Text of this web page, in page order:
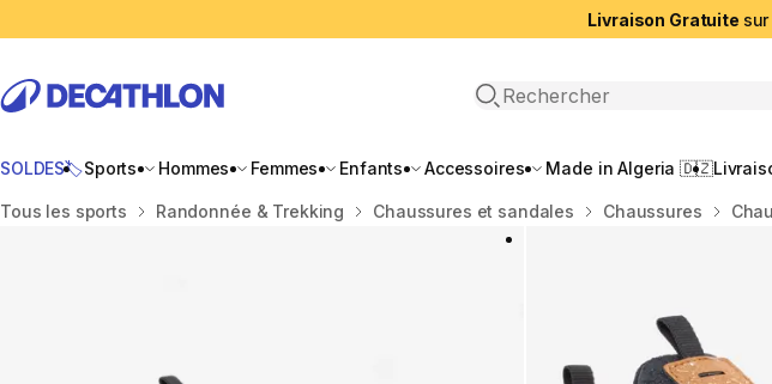
Livraison Gratuite
Recherche ouverte
SOLDES🏷️Sports Hommes Femmes Enfants Accessoires Made in Algeria 🇩🇿
Accueil
Tous les sports Randonnée & Trekking Chaussures et sandales Chaussures